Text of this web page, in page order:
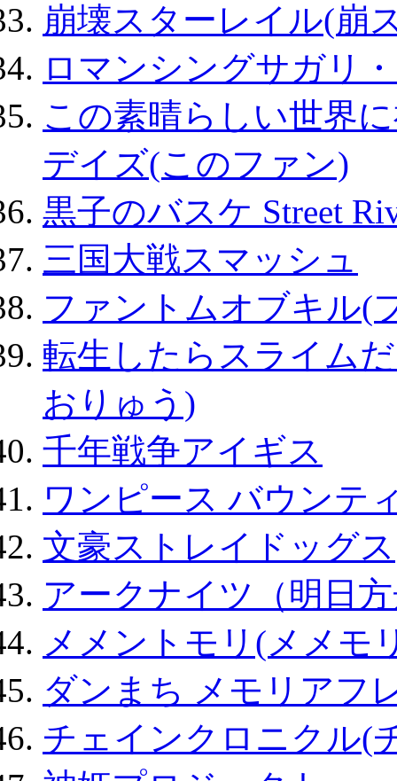
崩壊スターレイル(崩
ロマンシングサガリ
この素晴らしい世界
デイズ(このファン)
黒子のバスケ Street
三国大戦スマッシュ
ファントムオブキル(
転生したらスライム
おりゅう)
千年戦争アイギス
ワンピース バウンテ
文豪ストレイドッグス
アークナイツ（明日
メメントモリ(メメモ
ダンまち メモリアフ
チェインクロニクル(